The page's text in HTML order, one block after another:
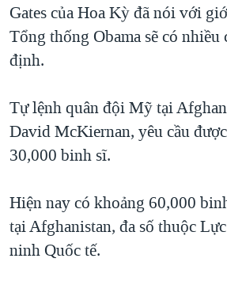
SỨC KHOẺ
VĂN HOÁ
THỂ THAO
TRỊNH VĨNH BÌNH - NGƯỜI HẠ 'BÊN
GROUND ZERO – XƯA VÀ NAY
CÁC GIÁ TRỊ CỘNG HÒA Ở VIỆT
THƯỢNG ĐỈNH TRUMP-KIM TẠI
NGƯ DÂN VIỆT VÀ LÀN SÓNG
BÊN KIA QUỐC LỘ: TIẾNG VỌNG
QUAN HỆ VIỆT MỸ
Ngôn ngữ khác
Gates của Hoa Kỳ đã nói với
Tổng thống Obama sẽ có
định.
Tự lệnh quân đội Mỹ tại
David McKiernan, yêu cầu
30,000 binh sĩ.
Hiện nay có khoảng 60,000
tại Afghanistan, đa số thuộc
ninh Quốc tế.